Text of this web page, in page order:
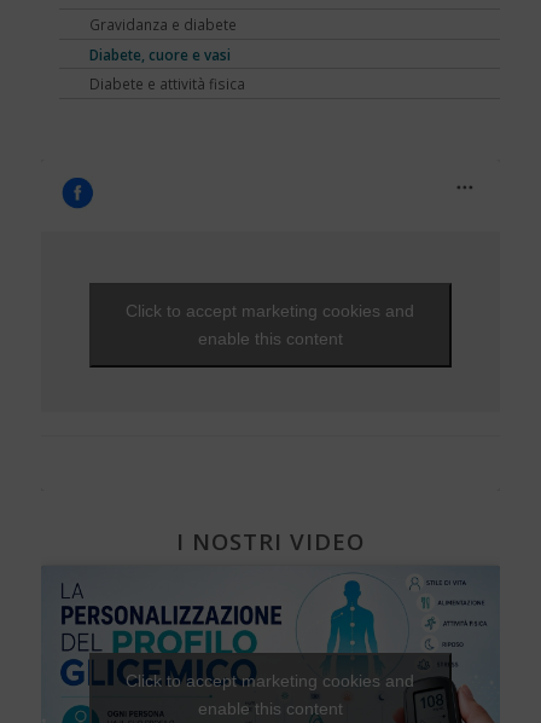
Unghie e onicopatie
Varici e insufficienza venosa cronica
NEWS - 2010
NEWS - 2009
EVENTI - 2012
EVENTI - 2010
Che fantastica storia è la vita
Una Vita Su Misura
Gravidanza e diabete
Diabete, cuore e vasi
Diabete e attività fisica
Click to accept marketing cookies and
enable this content
I NOSTRI VIDEO
Click to accept marketing cookies and
enable this content